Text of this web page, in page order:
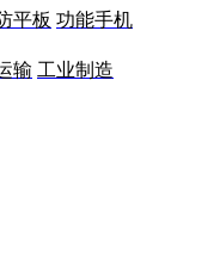
平板 功能手机
输 工业制造